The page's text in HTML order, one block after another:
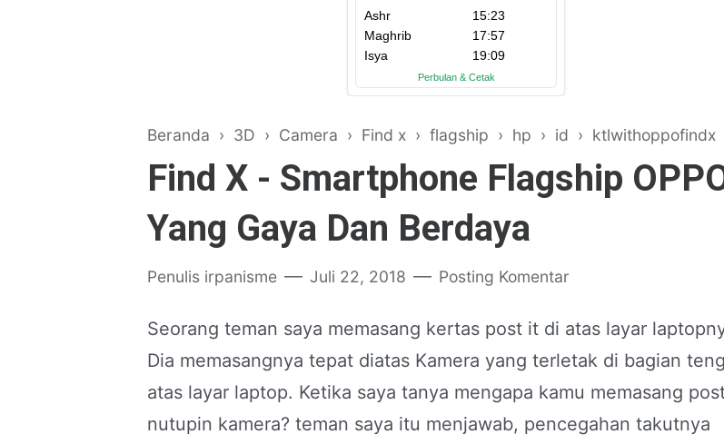
Beranda › 3D › Camera › Find x › flagship › hp › id › ktlwithoppofindx
Find X - Smartphone Flagship
Yang Gaya Dan Berdaya
Penulis irpanisme Juli 22, 2018 Posting Komentar
Seorang teman saya memasang kertas post it di atas layar
Dia memasangnya tepat diatas Kamera yang terletak di bagian
atas layar laptop. Ketika saya tanya mengapa kamu memasang
nutupin kamera? teman saya itu menjawab, pencegahan takutnya